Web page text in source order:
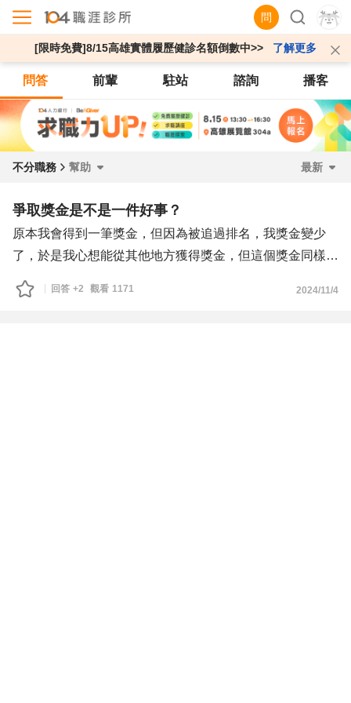
問
[限時免費]8/15高雄實體履歷健診名額倒數中>> 了解更多
問答 前輩 駐站 諮詢 播客
不分職務 幫助 最新
爭取獎金是不是一件好事？
原本我會得到一筆獎金，但因為被追過排名，我獎金變少
了，於是我心想能從其他地方獲得獎金，但這個獎金同樣要
與人爭，那些人都是幫助過我的人，我如果在這個項目和他
們爭我一定能拿到並把其中一個人擠出去，但這樣對幫助我
回答 +2 觀看 1171 2024/11/4